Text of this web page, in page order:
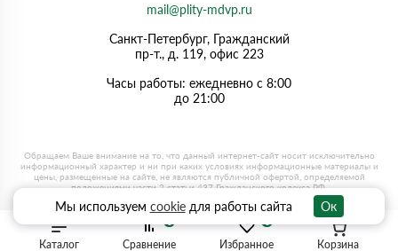
Каталог Избранное
Сравнение Корзина
mail@plity-mdvp.ru
Санкт-Петербург, Граждaнский
пр-т., д. 119, офис 223
Часы работы: ежедневно с 8:00
до 21:00
Мы используем cookieдля работы сайта Ок